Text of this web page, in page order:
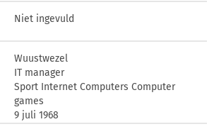
Niet ingevuld
Wuustwezel
IT manager
Sport Internet Computers Computer
games
9 juli 1968